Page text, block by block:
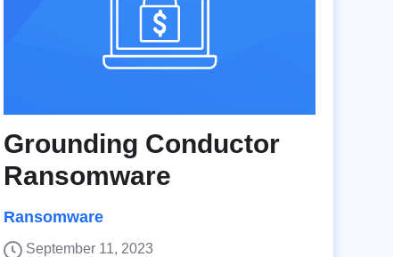
Grounding Conductor
Ransomware
Ransomware
September 11, 2023